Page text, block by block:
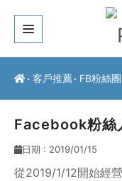
關於我們
常見問題
客戶推薦 FB粉絲團
Facebook粉絲
日期 : 2019/01/15
從2019/1/12開始經